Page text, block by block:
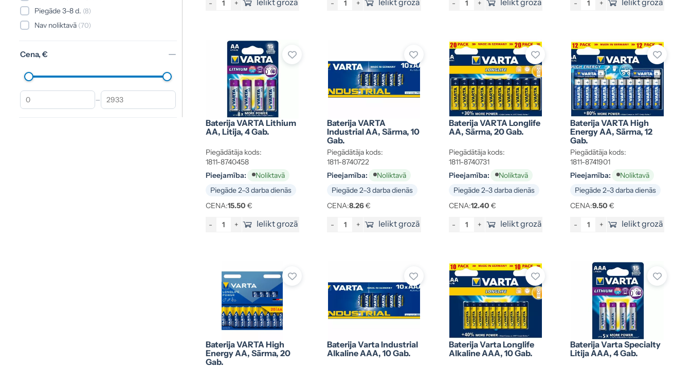
Piegāde 3–8 d. (8)
Nav noliktavā (70)
Cena, €
–
- + Ielikt grozā - + Ielikt grozā - + Ielikt grozā - + Ielikt grozā
Baterija VARTA Lithium
AA, Litija, 4 Gab.
Piegādātāja kods:
1811-8740458
Pieejamība:
Noliktavā
Piegāde 2–3 darba dienās
CENA:15.50 €
- + Ielikt grozā
Baterija VARTA
Industrial AA, Sārma, 10
Gab.
Piegādātāja kods:
1811-8740722
Pieejamība:
Noliktavā
Piegāde 2–3 darba dienās
CENA:8.26€
- + Ielikt grozā
Baterija VARTA Longlife
AA, Sārma, 20 Gab.
Piegādātāja kods:
1811-8740731
Pieejamība:
Noliktavā
Piegāde 2–3 darba dienās
CENA:12.40 €
- + Ielikt grozā
Baterija VARTA High
Energy AA, Sārma, 12
Gab.
Piegādātāja kods:
1811-8741901
Pieejamība:
Noliktavā
Piegāde 2–3 darba dienās
CENA:9.50 €
- + Ielikt grozā
Baterija VARTA High
Energy AA, Sārma, 20
Gab.
Baterija Varta Industrial
Alkaline AAA, 10 Gab.
Baterija Varta Longlife
Alkaline AAA, 10 Gab.
Baterija Varta Specialty
Litija AAA, 4 Gab.